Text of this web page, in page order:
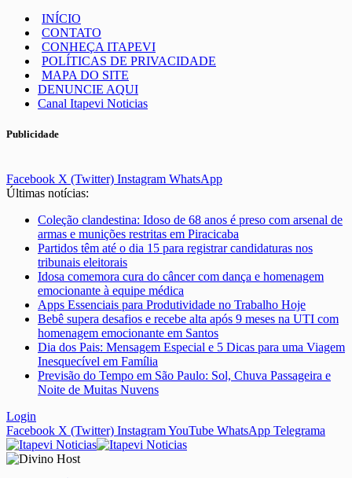
INÍCIO
CONTATO
CONHEÇA ITAPEVI
POLÍTICAS DE PRIVACIDADE
MAPA DO SITE
DENUNCIE AQUI
Canal Itapevi Noticias
Publicidade
Facebook X (Twitter) Instagram WhatsApp
Últimas notícias:
Coleção clandestina: Idoso de 68 anos é preso com arsenal de
armas e munições restritas em Piracicaba
Partidos têm até o dia 15 para registrar candidaturas nos
tribunais eleitorais
Idosa comemora cura do câncer com dança e homenagem
emocionante à equipe médica
Apps Essenciais para Produtividade no Trabalho Hoje
Bebê supera desafios e recebe alta após 9 meses na UTI com
homenagem emocionante em Santos
Dia dos Pais: Mensagem Especial e 5 Dicas para uma Viagem
Inesquecível em Família
Previsão do Tempo em São Paulo: Sol, Chuva Passageira e
Noite de Muitas Nuvens
Login
Facebook X (Twitter) InstagramYouTube WhatsApp Telegrama